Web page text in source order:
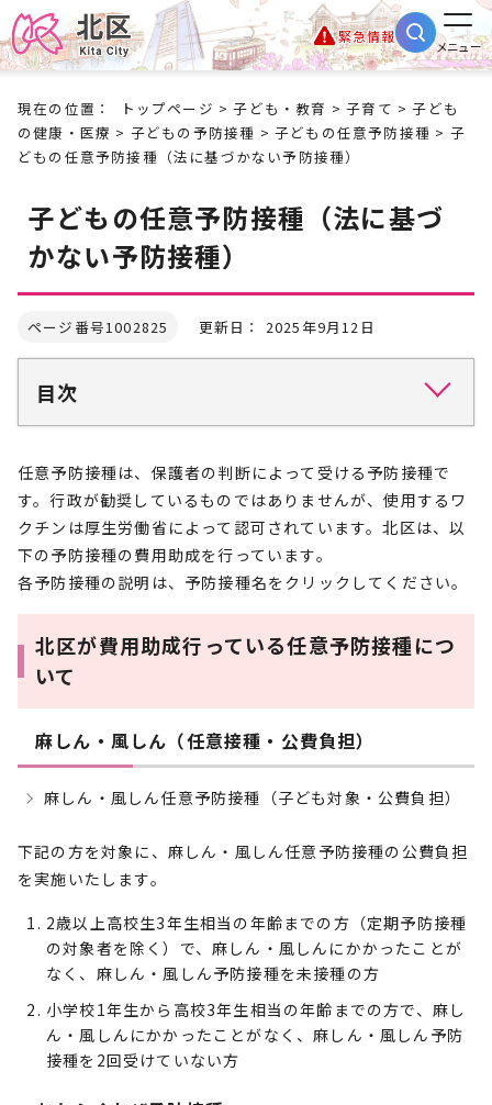
緊急情報
メニュー
現在の位置： トップページ >子ども・教育 >子育て >子ども
の健康・医療 > 子どもの予防接種 >子どもの任意予防接種 > 子
どもの任意予防接種（法に基づかない予防接種）
子どもの任意予防接種（法に基づ
かない予防接種）
ページ番号1002825 更新日： 2025年9月12日
目次
任意予防接種は、保護者の判断によって受ける予防接種で
す。行政が勧奨しているものではありませんが、使用するワ
クチンは厚生労働省によって認可されています。北区は、以
下の予防接種の費用助成を行っています。
各予防接種の説明は、予防接種名をクリックしてください。
北区が費用助成行っている任意予防接種につ
いて
麻しん・風しん（任意接種・公費負担）
麻しん・風しん任意予防接種（子ども対象・公費負担）
下記の方を対象に、麻しん・風しん任意予防接種の公費負担
を実施いたします。
2歳以上高校生3年生相当の年齢までの方（定期予防接種
の対象者を除く）で、麻しん・風しんにかかったことが
なく、麻しん・風しん予防接種を未接種の方
小学校1年生から高校3年生相当の年齢までの方で、麻し
ん・風しんにかかったことがなく、麻しん・風しん予防
接種を2回受けていない方